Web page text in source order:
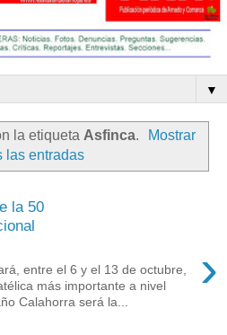
▼
la etiqueta Asfinca.
Mostrar
las entradas
la 50
›
entre el 6 y el 13 de octubre,
más importante a nivel
Calahorra será la...